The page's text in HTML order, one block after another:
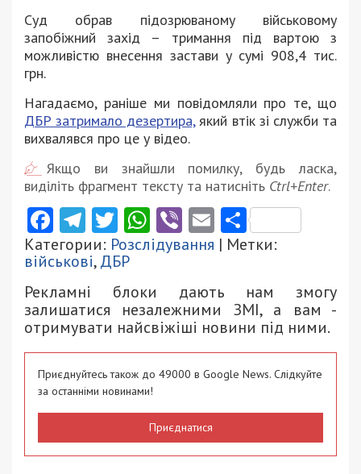
Суд обрав підозрюваному військовому
запобіжний захід – тримання під вартою з
можливістю внесення застави у сумі 908,4 тис.
грн.
Нагадаємо, раніше ми повідомляли про те, що
ДБР затримало дезертира, який втік зі служби та
вихвалявся про це у відео.
Якщо ви знайшли помилку, будь ласка,
виділіть фрагмент тексту та натисніть Ctrl+Enter.
Facebook
Telegram
Twitter
WhatsApp
ViberEmail
Категории: Розслідування | Метки:
військові,ДБР
Рекламні блоки дають нам змогу
залишатися незалежними ЗМІ, а вам -
отримувати найсвіжіші новини під ними.
Приєднуйтесь також до 49000 в Google News. Слідкуйте
за останніми новинами!
Приєднатися